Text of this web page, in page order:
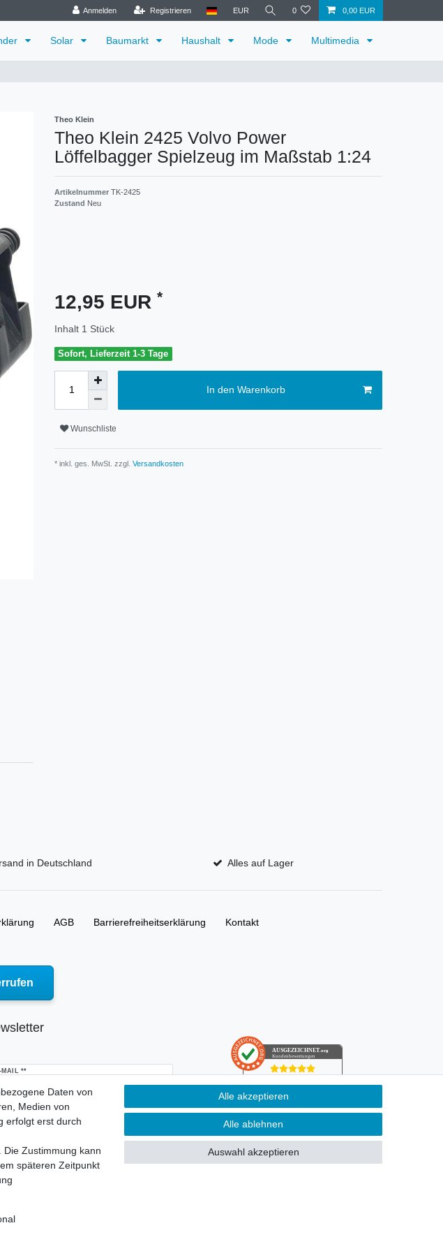
Anmelden Registrieren EUR 0 0,00 EUR
Solar Baumarkt Haushalt Mode Multimedia
Theo Klein
Theo Klein 2425 Volvo Power
Löffelbagger Spielzeug im Maßstab 1:24
Artikelnummer TK-2425
Zustand Neu
12,95 EUR *
Inhalt 1 Stück
Sofort, Lieferzeit 1-3 Tage
In den Warenkorb
Wunschliste
* inkl. ges. MwSt. zzgl. Versandkosten
in Deutschland Alles auf Lager
AGB Barrierefreiheitserklärung Kontakt
MAIL **
bestätige ich, dass ich die
Daten­schutz­
gelesen habe. Meine Einwilligung kann ich
Abonnieren
AUSGEZEICHNET.org
Kundenbewertungen
4.91
68.357 Bewertungen
amazon.de
Daten von
Medien von
erfolgt erst durch
Zustimmung kann
späteren Zeitpunkt
Alle akzeptieren
Alle ablehnen
Auswahl akzeptieren